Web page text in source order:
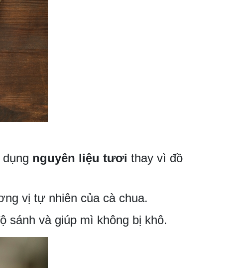
nguyên liệu tươi thay vì đồ
vị tự nhiên của cà chua.
sánh và giúp mì không bị khô.